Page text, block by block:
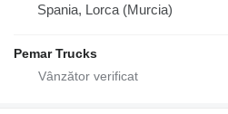
Spania, Lorca (Murcia)
Pemar Trucks